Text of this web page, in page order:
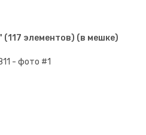
(117 элементов) (в мешке)